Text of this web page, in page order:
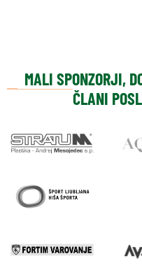
MALI SPONZORJI,
ČLANI